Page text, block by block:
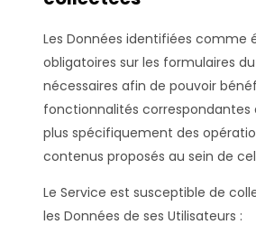
Les Données identifiées comme
obligatoires sur les formulaires
nécessaires afin de pouvoir
fonctionnalités correspondantes
plus spécifiquement des
contenus proposés au sein de
Le Service est susceptible de
les Données de ses Utilisateurs :